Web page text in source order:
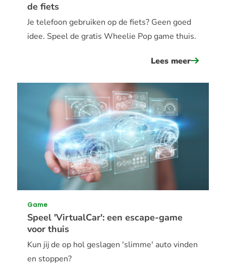
de fiets
Je telefoon gebruiken op de fiets? Geen goed
idee. Speel de gratis Wheelie Pop game thuis.
Lees meerover
Speel 'VirtualCar': een escape-game
voor thuis
Game
Kun jij de op hol geslagen 'slimme' auto vinden
en stoppen?